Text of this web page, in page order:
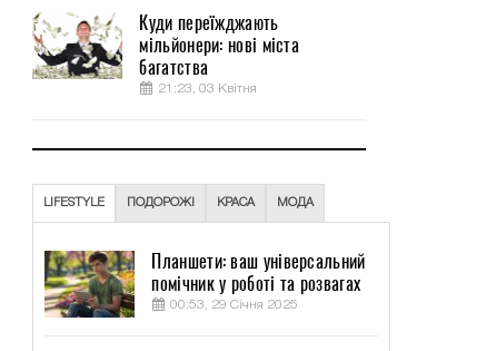
Куди переїжджають
мільйонери: нові міста
багатства
21:23, 03 Квітня
LIFESTYLE ПОДОРОЖІ КРАСА МОДА
Планшети: ваш універсальний
помічник у роботі та розвагах
00:53, 29 Січня 2025